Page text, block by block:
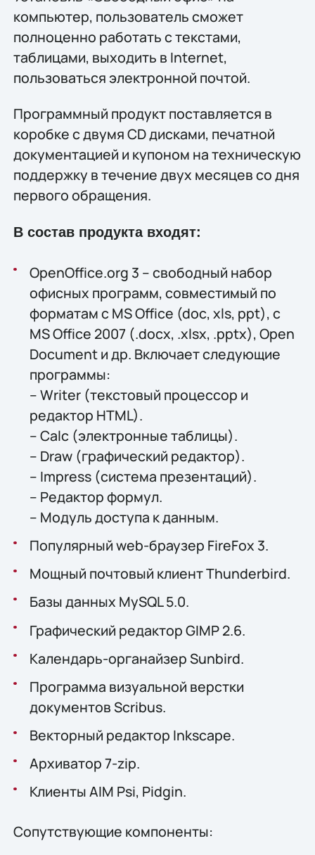
компьютер, пользователь сможет
полноценно работать с текстами,
таблицами, выходить в Internet,
пользоваться электронной почтой.
Программный продукт поставляется в
коробке с двумя CD дисками, печатной
документацией и купоном на техническую
поддержку в течение двух месяцев со дня
первого обращения.
В состав продукта входят:
OpenOffice.org 3 – свободный набор
офисных программ, совместимый по
форматам с MS Office (doc, xls, ppt), с
MS Office 2007 (.docx, .xlsx, .pptx), Open
Document и др. Включает следующие
программы:
– Writer (текстовый процессор и
редактор HTML).
– Calc (электронные таблицы).
– Draw (графический редактор).
– Impress (система презентаций).
– Редактор формул.
– Модуль доступа к данным.
Популярный web-браузер FireFox 3.
Мощный почтовый клиент Thunderbird.
Базы данных MySQL 5.0.
Графический редактор GIMP 2.6.
Календарь-органайзер Sunbird.
Программа визуальной верстки
документов Scribus.
Векторный редактор Inkscape.
Архиватор 7-zip.
Клиенты AIM Psi, Pidgin.
Сопутствующие компоненты: